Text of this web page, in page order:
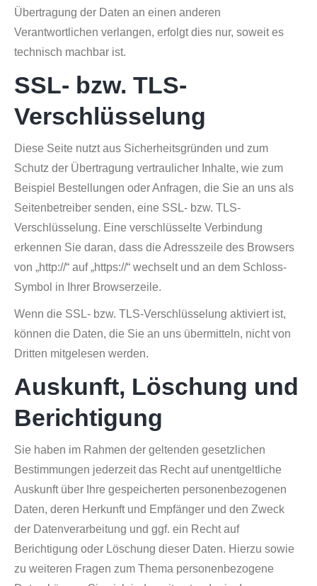
Übertragung der Daten an einen anderen
Verantwortlichen verlangen, erfolgt dies nur, soweit es
technisch machbar ist.
SSL- bzw. TLS-
Verschlüsselung
Diese Seite nutzt aus Sicherheitsgründen und zum
Schutz der Übertragung vertraulicher Inhalte, wie zum
Beispiel Bestellungen oder Anfragen, die Sie an uns als
Seitenbetreiber senden, eine SSL- bzw. TLS-
Verschlüsselung. Eine verschlüsselte Verbindung
erkennen Sie daran, dass die Adresszeile des Browsers
von „http://“ auf „https://“ wechselt und an dem Schloss-
Symbol in Ihrer Browserzeile.
Wenn die SSL- bzw. TLS-Verschlüsselung aktiviert ist,
können die Daten, die Sie an uns übermitteln, nicht von
Dritten mitgelesen werden.
Auskunft, Löschung und
Berichtigung
Sie haben im Rahmen der geltenden gesetzlichen
Bestimmungen jederzeit das Recht auf unentgeltliche
Auskunft über Ihre gespeicherten personenbezogenen
Daten, deren Herkunft und Empfänger und den Zweck
der Datenverarbeitung und ggf. ein Recht auf
Berichtigung oder Löschung dieser Daten. Hierzu sowie
zu weiteren Fragen zum Thema personenbezogene